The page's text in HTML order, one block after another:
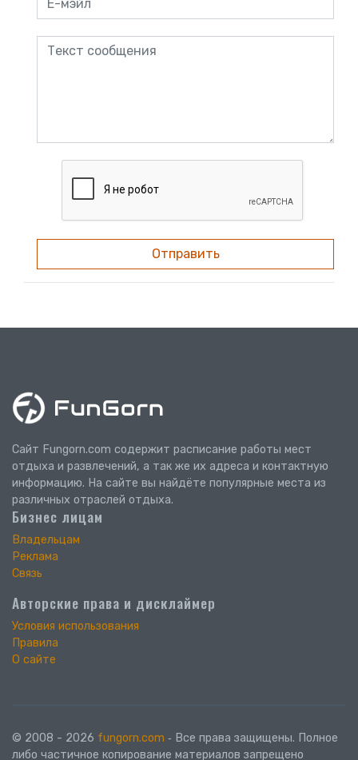
Отправить
Сайт Fungorn.com содержит расписание работы мест
отдыха и развлечений, а так же их адреса и контактную
информацию. На сайте вы найдёте популярные места из
различных отраслей отдыха.
Бизнес лицам
Владельцам
Реклама
Связь
Авторские права и дисклаймер
Условия использования
Правила
О сайте
© 2008 - 2026 fungorn.com ‐ Все права защищены. Полное
либо частичное копирование материалов запрещено